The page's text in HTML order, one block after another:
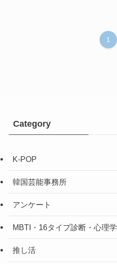
1
Category
K-POP
韓国芸能事務所
アンケート
MBTI・16タイプ診断・心理学
推し活